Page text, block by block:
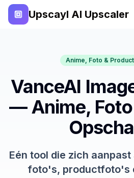
Upscayl AI Upscaler
Anime, Foto &
VanceAI
— Anime,
Eén tool die zich
foto's, productfoto's